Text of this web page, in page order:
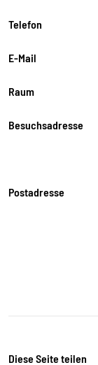
Telefon
E-Mail
Raum
Besuchsadresse
Postadresse
Diese Seite teilen